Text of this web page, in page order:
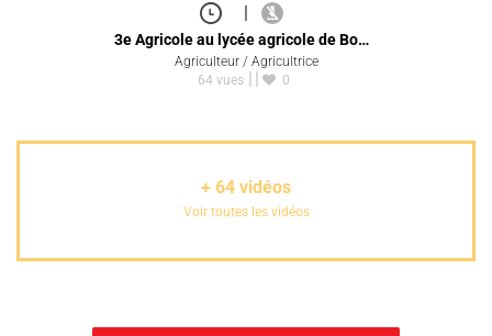
|
3e Agricole au lycée agricole de Bo…
Agriculteur / Agricultrice
64 vues
0
+ 64 vidéos
Voir toutes les vidéos